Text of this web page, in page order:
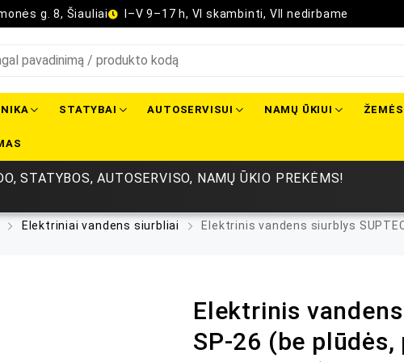
g. 8, Šiauliai I–V 9–17 h, VI skambinti, VII nedirbame
STATYBAI AUTOSERVISUI NAMŲ ŪKIUI
STATYBOS, AUTOSERVISO, NAMŲ ŪKIO PREKĖMS!
Elektriniai vandens siurbliai Elektrinis vandens siurblys
Elektrinis
SP-26 (be